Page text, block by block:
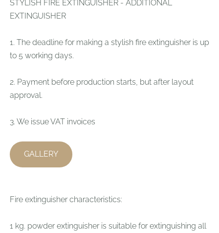
STYLISH FIRE EXTINGUISHER - ADDITIONAL
EXTINGUISHER
1. The deadline for making a stylish fire extinguisher is up
to 5 working days.
2. Payment before production starts, but after layout
approval.
3. We issue VAT invoices
GALLERY
Fire extinguisher characteristics:
1 kg. powder extinguisher is suitable for extinguishing all